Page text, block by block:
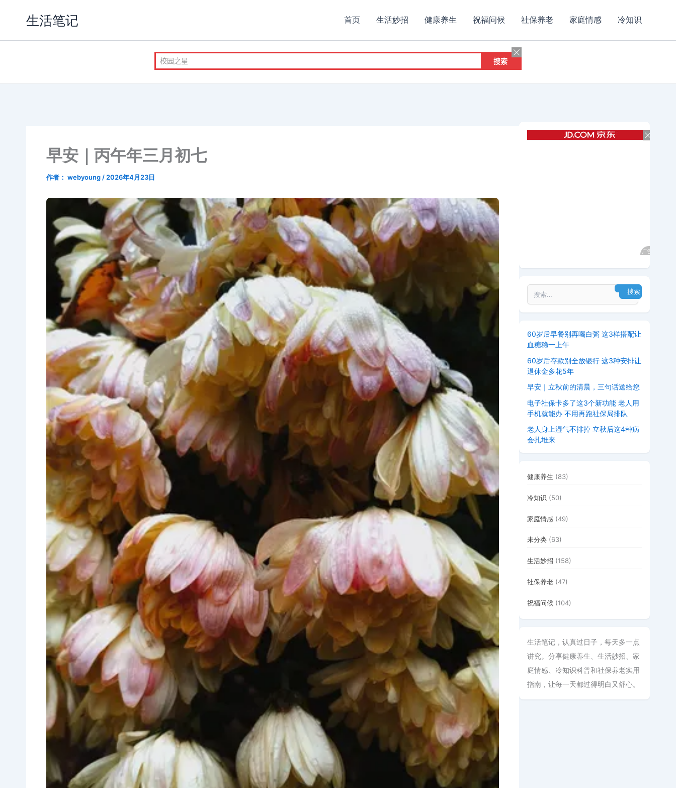
生活笔记 首页 生活妙招 健康养生 祝福问候 社保养老 家庭情感 冷知识
早安｜丙午年三月初七
作者： webyoung / 2026年4月23日
60岁后早餐别再喝白粥 这3样搭配让
血糖稳一上午
60岁后存款别全放银行 这3种安排让
退休金多花5年
早安｜立秋前的清晨，三句话送给您
电子社保卡多了这3个新功能 老人用
手机就能办 不用再跑社保局排队
老人身上湿气不排掉 立秋后这4种病
会扎堆来
健康养生 (83)
冷知识 (50)
家庭情感 (49)
未分类 (63)
生活妙招 (158)
社保养老 (47)
祝福问候 (104)
生活笔记，认真过日子，每天多一点
讲究。分享健康养生、生活妙招、家
庭情感、冷知识科普和社保养老实用
指南，让每一天都过得明白又舒心。